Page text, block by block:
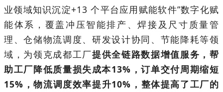
业领域知识沉淀+13 个平台应用赋能软件”数字化赋
能体系，覆盖冲压智能排产、焊接及尺寸质量管
理、仓储物流调度、研发设计协同、节能降耗等领
域，为领克成都工厂提供全链路数据增值服务，帮
助工厂降低质量损失成本13%，订单交付周期缩短
15%，物流调度效率提升10%，整体提高了工厂的